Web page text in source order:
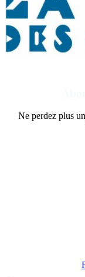
Ne perdez plus